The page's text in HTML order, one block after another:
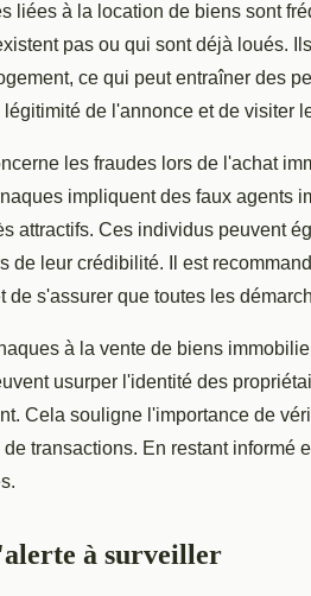
liées à la location de biens sont
pas ou qui sont déjà loués.
ce qui peut entraîner des
de l'annonce et de visiter
les fraudes lors de l'achat
impliquent des faux agents
attractifs. Ces individus peuvent
de leur crédibilité. Il est
de s'assurer que toutes les
à la vente de biens
usurper l'identité des
Cela souligne l'importance de
transactions. En restant informé
à surveiller